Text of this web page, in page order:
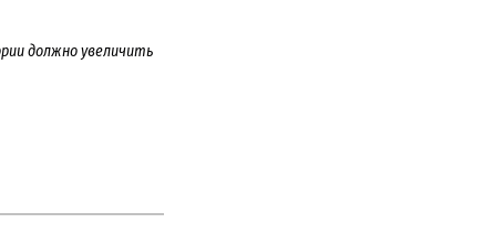
должно увеличить